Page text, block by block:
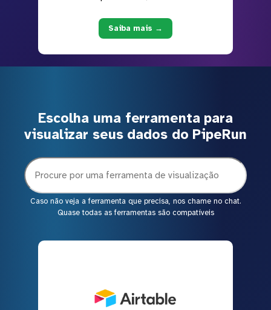
Saiba mais →
Escolha uma ferramenta para
visualizar seus dados do PipeRun
Caso não veja a ferramenta que precisa, nos chame no chat.
Quase todas as ferramentas são compatíveis